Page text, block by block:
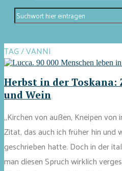
TAG / VANNI
Herbst in der Toskana:
und Wein
„Kirchen von außen, Kneipen von
Zitat, das auch ich früher hin und
geschrieben hatte. Doch in der
man diesen Spruch wirklich